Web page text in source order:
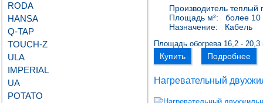
RODA
HANSA
Q-TAP
TOUCH-Z
ULA
IMPERIAL
UA
POTATO
Производитель теплый
Площадь м²:
более 10
Назначение:
Кабель
Площадь обогрева 16,2 - 20,3
Купить Подробнее
Нагревательный